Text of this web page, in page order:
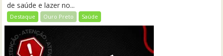
de saúde e lazer no...
Destaque Ouro Preto Saúde